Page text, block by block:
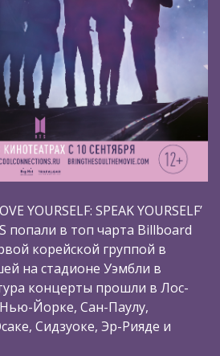
YOURSELF: SPEAK YOURSELF’
попали в топ чарта Billboard
корейской группой в
на стадионе Уэмбли в
концерты прошли в Лос-
Йорке, Сан-Паулу,
Сидзуоке, Эр-Рияде и